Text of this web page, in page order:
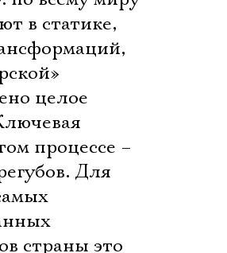
в статике,
целое
процессе –
Для
страны это